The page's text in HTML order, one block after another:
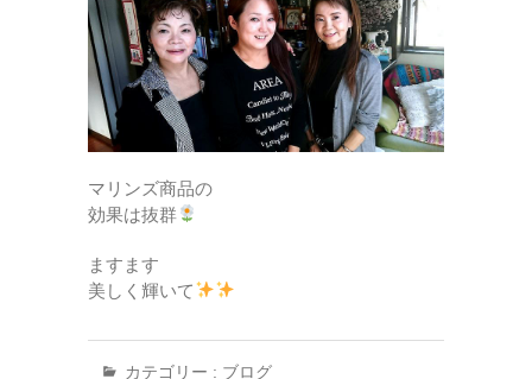
マリンズ商品の
効果は抜群
ますます
美しく輝いて
カテゴリー : ブログ